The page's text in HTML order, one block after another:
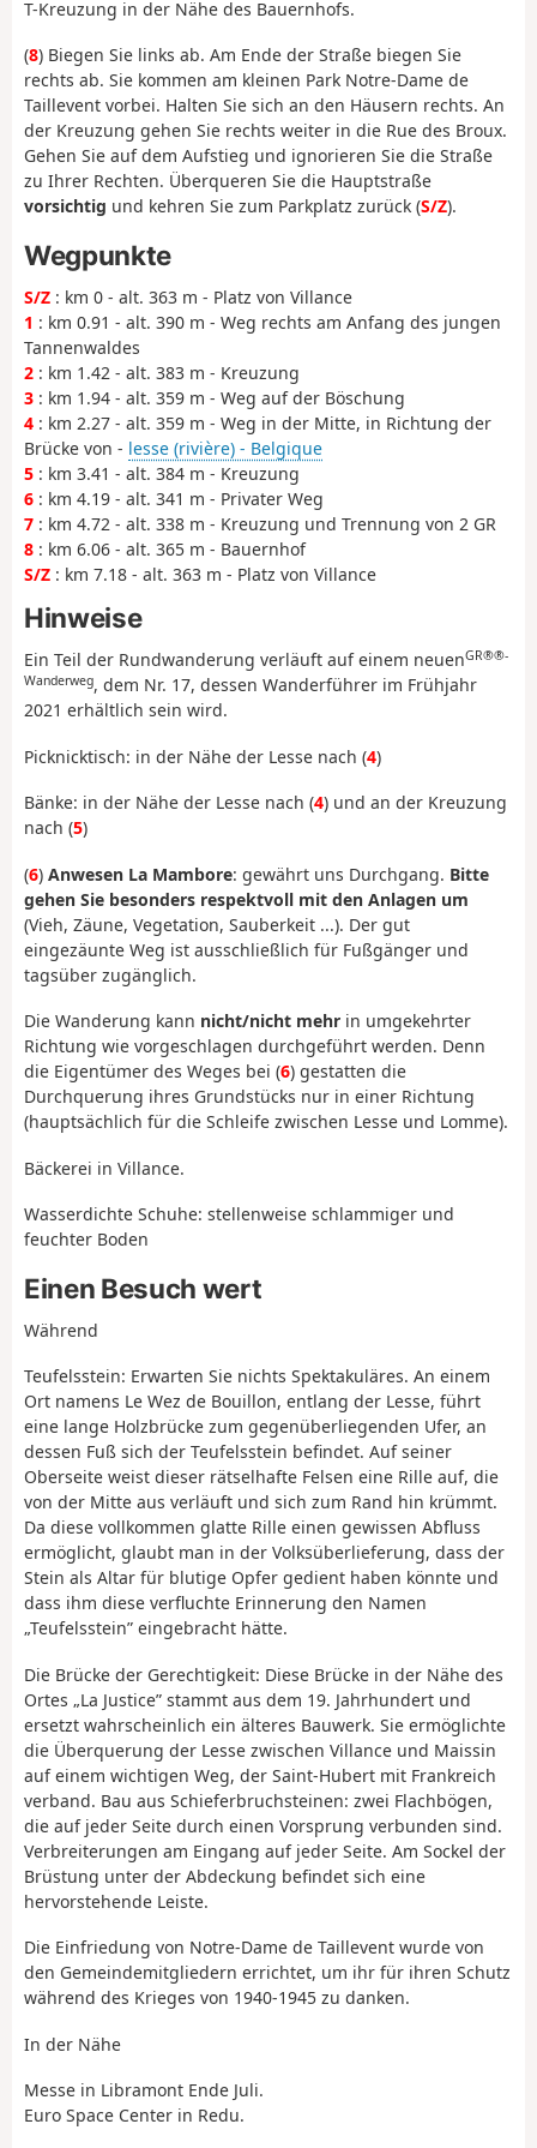
T-Kreuzung in der Nähe des Bauernhofs.
(8) Biegen Sie links ab. Am Ende der Straße biegen Sie
rechts ab. Sie kommen am kleinen Park Notre-Dame de
Taillevent vorbei. Halten Sie sich an den Häusern rechts. An
der Kreuzung gehen Sie rechts weiter in die Rue des Broux.
Gehen Sie auf dem Aufstieg und ignorieren Sie die Straße
zu Ihrer Rechten. Überqueren Sie die Hauptstraße
vorsichtig und kehren Sie zum Parkplatz zurück (S/Z).
Wegpunkte
S/Z : km 0 - alt. 363 m - Platz von Villance
1 : km 0.91 - alt. 390 m - Weg rechts am Anfang des jungen
Tannenwaldes
2 : km 1.42 - alt. 383 m - Kreuzung
3 : km 1.94 - alt. 359 m - Weg auf der Böschung
4 : km 2.27 - alt. 359 m - Weg in der Mitte, in Richtung der
Brücke von - lesse (rivière) - Belgique
5 : km 3.41 - alt. 384 m - Kreuzung
6 : km 4.19 - alt. 341 m - Privater Weg
7 : km 4.72 - alt. 338 m - Kreuzung und Trennung von 2 GR
8 : km 6.06 - alt. 365 m - Bauernhof
S/Z : km 7.18 - alt. 363 m - Platz von Villance
Hinweise
Ein Teil der Rundwanderung verläuft auf einem neuenGR®®-
Wanderweg, dem Nr. 17, dessen Wanderführer im Frühjahr
2021 erhältlich sein wird.
Picknicktisch: in der Nähe der Lesse nach (4)
Bänke: in der Nähe der Lesse nach (4) und an der Kreuzung
nach (5)
(6) Anwesen La Mambore: gewährt uns Durchgang. Bitte
gehen Sie besonders respektvoll mit den Anlagen um
(Vieh, Zäune, Vegetation, Sauberkeit ...). Der gut
eingezäunte Weg ist ausschließlich für Fußgänger und
tagsüber zugänglich.
Die Wanderung kann nicht/nicht mehr in umgekehrter
Richtung wie vorgeschlagen durchgeführt werden. Denn
die Eigentümer des Weges bei (6) gestatten die
Durchquerung ihres Grundstücks nur in einer Richtung
(hauptsächlich für die Schleife zwischen Lesse und Lomme).
Bäckerei in Villance.
Wasserdichte Schuhe: stellenweise schlammiger und
feuchter Boden
Einen Besuch wert
Während
Teufelsstein: Erwarten Sie nichts Spektakuläres. An einem
Ort namens Le Wez de Bouillon, entlang der Lesse, führt
eine lange Holzbrücke zum gegenüberliegenden Ufer, an
dessen Fuß sich der Teufelsstein befindet. Auf seiner
Oberseite weist dieser rätselhafte Felsen eine Rille auf, die
von der Mitte aus verläuft und sich zum Rand hin krümmt.
Da diese vollkommen glatte Rille einen gewissen Abfluss
ermöglicht, glaubt man in der Volksüberlieferung, dass der
Stein als Altar für blutige Opfer gedient haben könnte und
dass ihm diese verfluchte Erinnerung den Namen
„Teufelsstein” eingebracht hätte.
Die Brücke der Gerechtigkeit: Diese Brücke in der Nähe des
Ortes „La Justice” stammt aus dem 19. Jahrhundert und
ersetzt wahrscheinlich ein älteres Bauwerk. Sie ermöglichte
die Überquerung der Lesse zwischen Villance und Maissin
auf einem wichtigen Weg, der Saint-Hubert mit Frankreich
verband. Bau aus Schieferbruchsteinen: zwei Flachbögen,
die auf jeder Seite durch einen Vorsprung verbunden sind.
Verbreiterungen am Eingang auf jeder Seite. Am Sockel der
Brüstung unter der Abdeckung befindet sich eine
hervorstehende Leiste.
Die Einfriedung von Notre-Dame de Taillevent wurde von
den Gemeindemitgliedern errichtet, um ihr für ihren Schutz
während des Krieges von 1940-1945 zu danken.
In der Nähe
Messe in Libramont Ende Juli.
Euro Space Center in Redu.